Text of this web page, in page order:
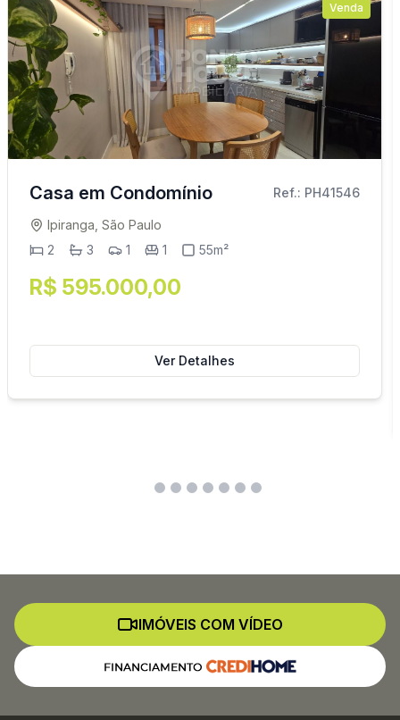
Venda
Casa em Condomínio Ref.: PH41546
Ipiranga, São Paulo
2
3 1 1 55m²
R$ 595.000,00
Ver Detalhes
IMÓVEIS COM VÍDEO